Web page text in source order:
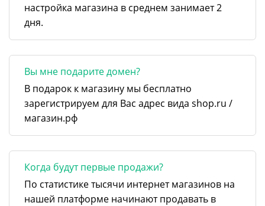
настройка магазина в среднем занимает 2
дня.
Вы мне подарите домен?
В подарок к магазину мы бесплатно
зарегистрируем для Вас адрес вида shop.ru /
магазин.рф
Когда будут первые продажи?
По статистике тысячи интернет магазинов на
нашей платформе начинают продавать в